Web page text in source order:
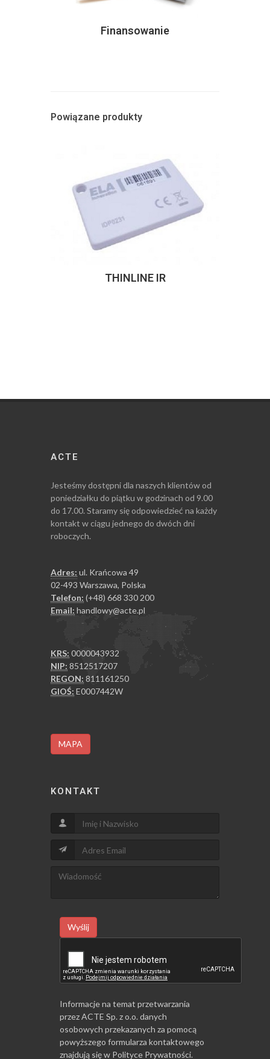
Finansowanie
Powiązane produkty
THINLINE IR
ACTE
Jesteśmy dostępni dla naszych klientów od
poniedziałku do piątku w godzinach od 9.00
do 17.00. Staramy się odpowiedzieć na każdy
kontakt w ciągu jednego do dwóch dni
roboczych.
Adres: ul. Krańcowa 49
02-493 Warszawa, Polska
Telefon: (+48) 668 330 200
Email: handlowy@acte.pl
KRS: 0000043932
NIP: 8512517207
REGON: 811161250
GIOŚ: E0007442W
MAPA
KONTAKT
Wyślij
Informacje na temat przetwarzania
przez ACTE Sp. z o.o. danych
osobowych przekazanych za pomocą
powyższego formularza kontaktowego
znajdują się w Polityce Prywatności.